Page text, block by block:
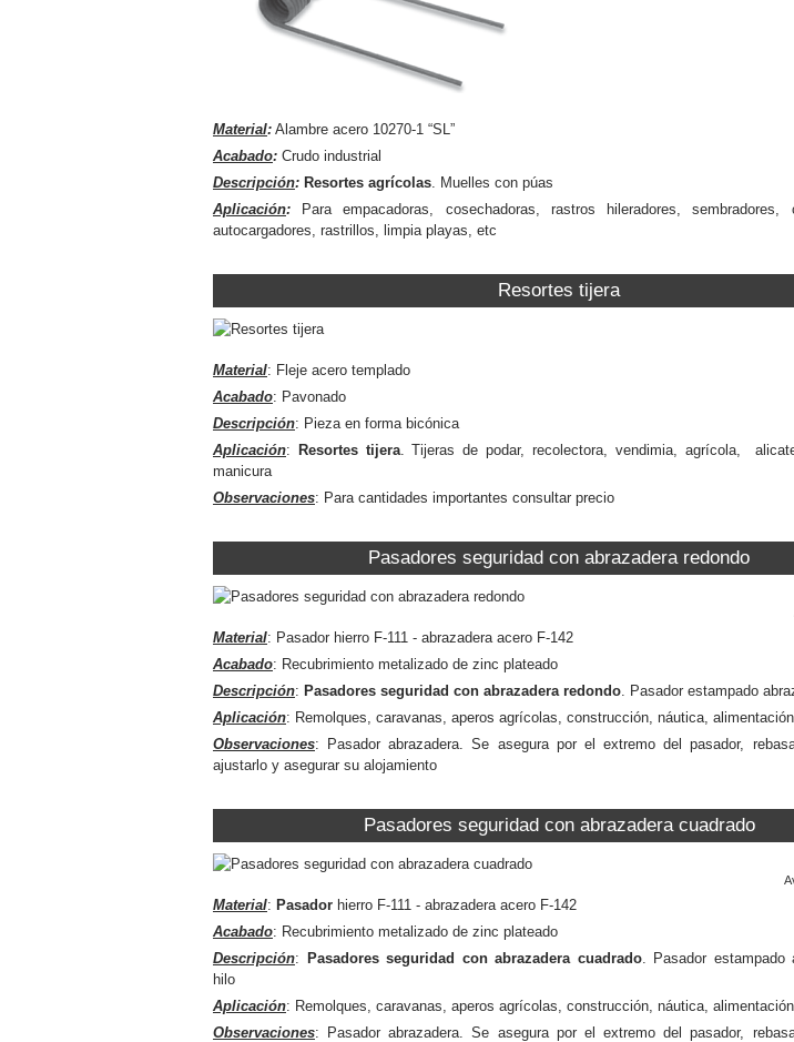
Material: Alambre acero 10270-1 “SL”
Acabado: Crudo industrial
Descripción: Resortes agrícolas . Muelles con púas
Aplicación: Para empacadoras, cosechadoras, rastros hileradores, sembradores,
autocargadores, rastrillos, limpia playas, etc
Resortes tijera
Material: Fleje acero templado
Acabado: Pavonado
Descripción: Pieza en forma bicónica
Aplicación: Resortes tijera. Tijeras de podar, recolectora, vendimia, agrícola,
manicura
Observaciones: Para cantidades importantes consultar precio
Pasadores seguridad con abrazadera redondo
Material: Pasador hierro F-111 - abrazadera acero F-142
Acabado: Recubrimiento metalizado de zinc plateado
Descripción: Pasadores seguridad con abrazadera redondo . Pasador estampado
Aplicación: Remolques, caravanas, aperos agrícolas, construcción, náutica,
Observaciones: Pasador abrazadera. Se asegura por el extremo del pasador,
ajustarlo y asegurar su alojamiento
Pasadores seguridad con abrazadera cuadrado
Material: Pasador hierro F-111 - abrazadera acero F-142
Acabado: Recubrimiento metalizado de zinc plateado
Descripción: Pasadores seguridad con abrazadera cuadrado. Pasador estampado
hilo
Aplicación: Remolques, caravanas, aperos agrícolas, construcción, náutica,
Observaciones: Pasador abrazadera. Se asegura por el extremo del pasador,